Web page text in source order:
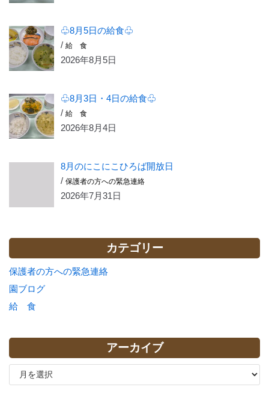
♧8月5日の給食♧
/給 食
2026年8月5日
♧8月3日・4日の給食♧
/給 食
2026年8月4日
8月のにこにこひろば開放日
/保護者の方への緊急連絡
2026年7月31日
カテゴリー
保護者の方への緊急連絡
園ブログ
給 食
アーカイブ